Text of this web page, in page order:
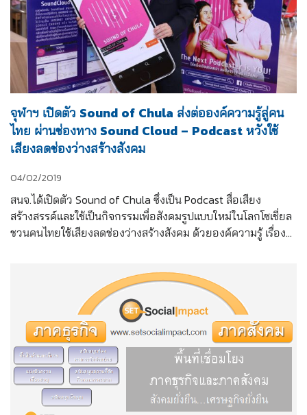
จุฬาฯ เปิดตัว Sound of Chula ส่งต่อองค์ความรู้สู่คน
ไทย ผ่านช่องทาง Sound Cloud – Podcast หวังใช้
เสียงลดช่องว่างสร้างสังคม
04/02/2019
สนจ.ได้เปิดตัว Sound of Chula ซึ่งเป็น Podcast สื่อเสียง
สร้างสรรค์และใช้เป็นกิจกรรมเพื่อสังคมรูปแบบใหม่ในโลกโซเชี่ยล
ชวนคนไทยใช้เสียงลดช่องว่างสร้างสังคม ด้วยองค์ความรู้ เรื่อง